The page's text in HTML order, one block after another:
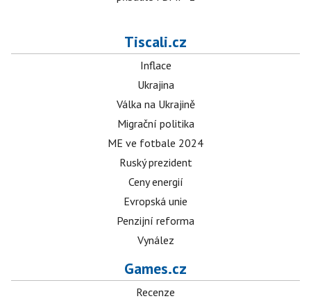
Tiscali.cz
Inflace
Ukrajina
Válka na Ukrajině
Migrační politika
ME ve fotbale 2024
Ruský prezident
Ceny energií
Evropská unie
Penzijní reforma
Vynález
Games.cz
Recenze